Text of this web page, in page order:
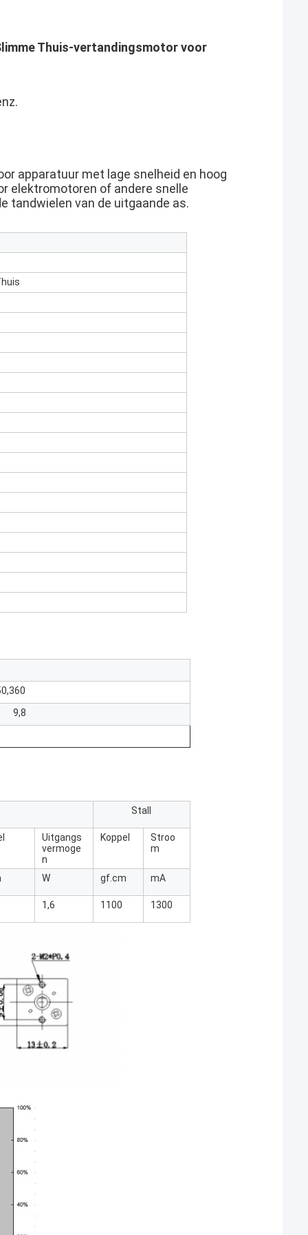
Thuis-vertandingsmotor voor
apparatuur met lage snelheid en hoog
elektromotoren of andere snelle
tandwielen van de uitgaande as.
9,8
Stall
Uitgangs
vermoge
n
Koppel
Stroo
m
W gf.cm mA
1,6 1100 1300